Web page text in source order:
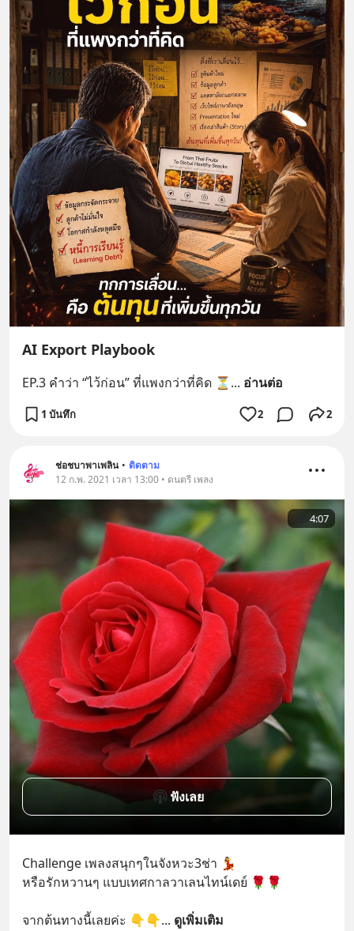
AI Export Playbook
EP.3 คำว่า “ไว้ก่อน” ที่แพงกว่าที่คิด ⏳ ... อ่านต่อ
1 บันทึก 2 2
ช่อชบาพาเพลิน • ติดตาม
12 ก.พ. 2021 เวลา 13:00 • ดนตรี เพลง
4:07
ฟังเลย
Challenge เพลงสนุกๆในจังหวะ3ช่า 💃
หรือรักหวานๆ แบบเทศกาลวาเลนไทน์เดย์ 🌹🌹
จากต้นทางนี้เลยค่ะ 👇👇... ดูเพิ่มเติม